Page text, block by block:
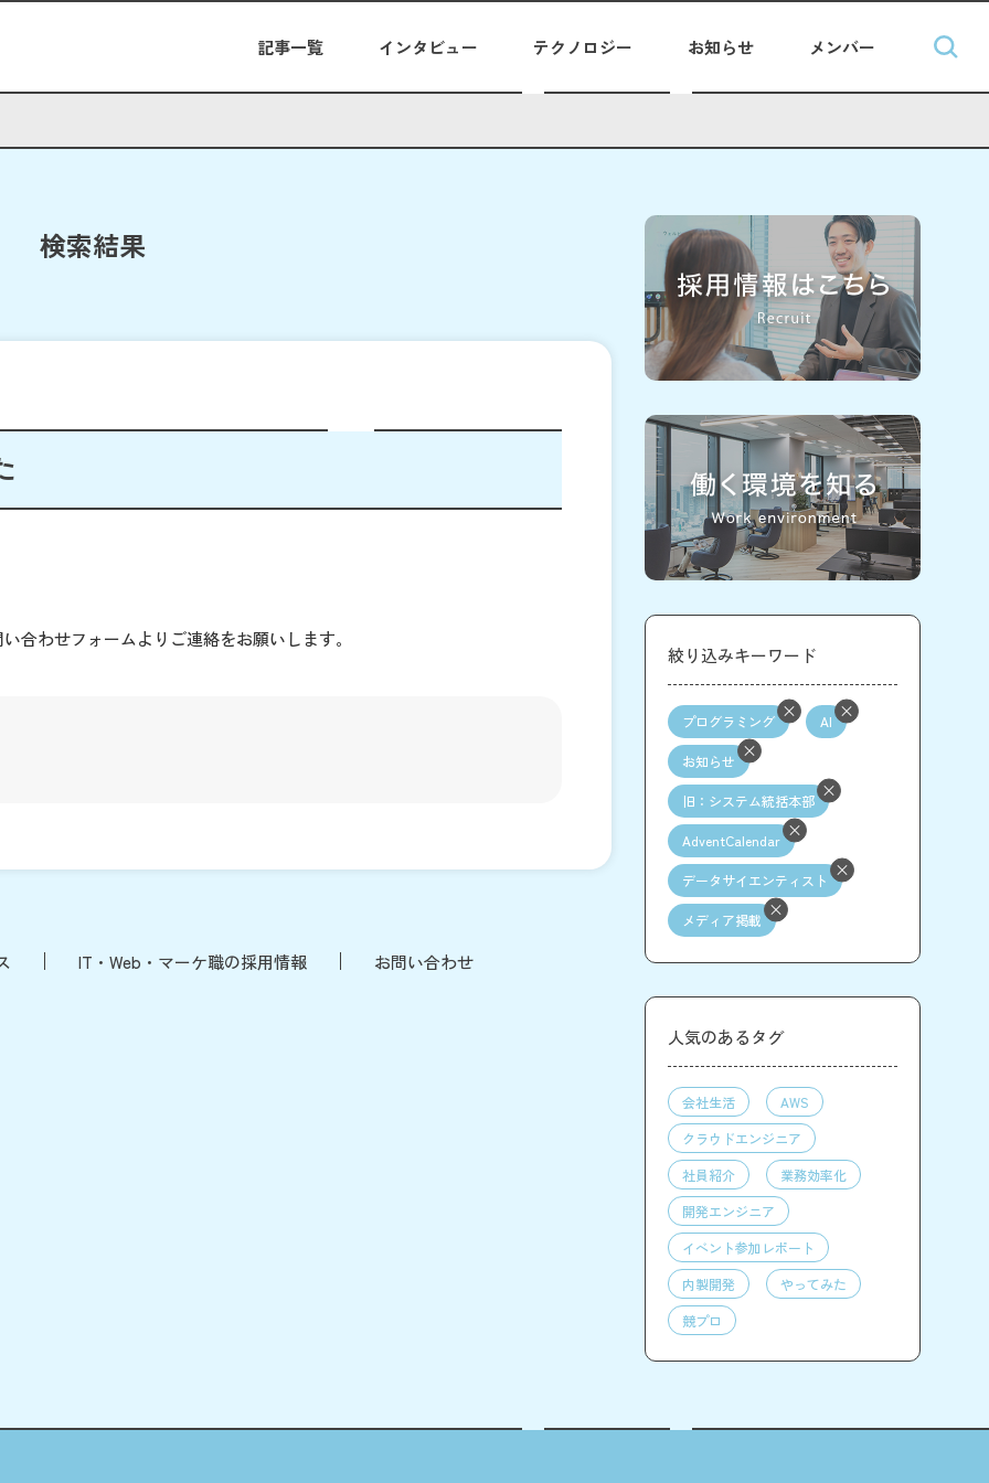
記事一覧 インタビュー テクノロジー お知らせ メンバー
検索結果
合わせフォームよりご連絡をお願いします。
IT・Web・マーケ職の採用情報 お問い合わせ
絞り込みキーワード
プログラミング AI
お知らせ
旧：システム統括本部
AdventCalendar
データサイエンティスト
メディア掲載
人気のあるタグ
会社生活
AWS
クラウドエンジニア
社員紹介
業務効率化
開発エンジニア
イベント参加レポート
内製開発
やってみた
競プロ